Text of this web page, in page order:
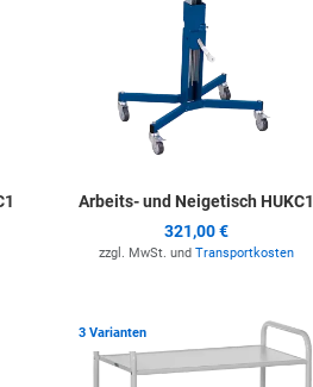
Arbeits- und Neigetisch HUKC1
321,00 €
zzgl. MwSt. und Transportkosten
Zur Merkliste hinzufügen
3 Varianten